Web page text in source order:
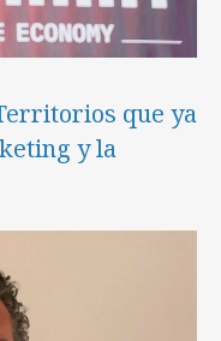
que ya
y la